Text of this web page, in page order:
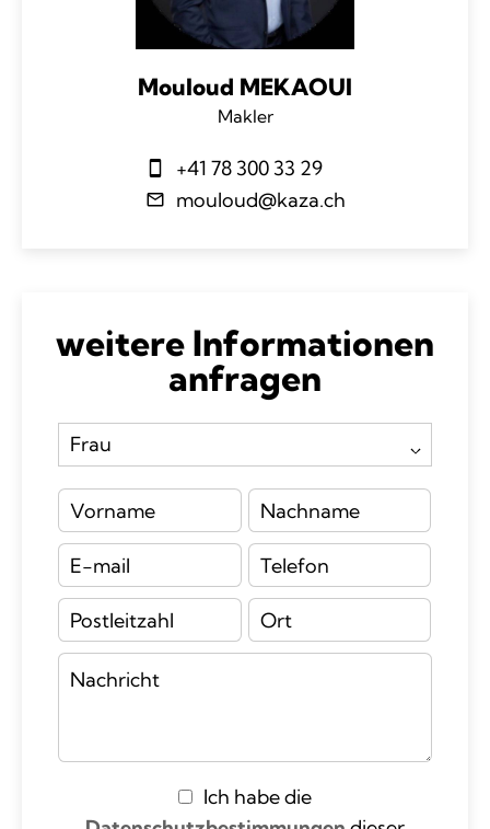
Mouloud MEKAOUI
Makler
+41 78 300 33 29
mouloud@kaza.ch
weitere Informationen
anfragen
Ich habe die